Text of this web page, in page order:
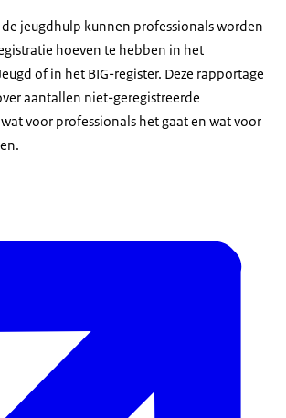
jeugdhulp kunnen professionals worden
hoeven te hebben in het
of in het BIG-register. Deze rapportage
aantallen niet-geregistreerde
voor professionals het gaat en wat voor